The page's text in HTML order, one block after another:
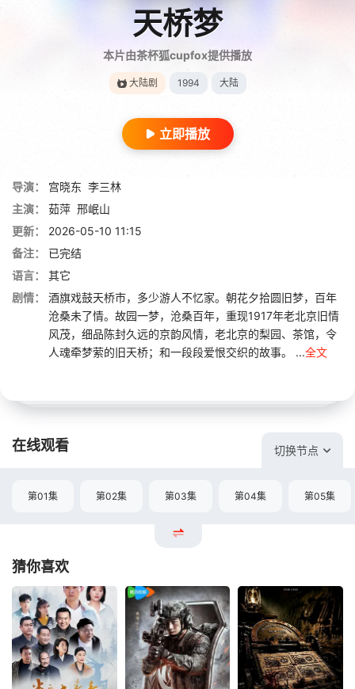
天桥梦
本片由茶杯狐cupfox提供播放
大陆剧 1994 大陆
立即播放
导演： 宫晓东 李三林
主演：
茹萍 邢岷山
更新：
2026-05-10 11:15
备注：
已完结
语言：
其它
剧情：
酒旗戏鼓天桥市，多少游人不忆家。朝花夕拾圆旧梦，百年
沧桑未了情。故园一梦，沧桑百年，重现1917年老北京旧情
风茂，细品陈封久远的京韵风情，老北京的梨园、茶馆，令
人魂牵梦萦的旧天桥；和一段段爱恨交织的故事。 ...全文
在线观看 切换节点
第01集 第02集 第03集 第04集 第05集
猜你喜欢